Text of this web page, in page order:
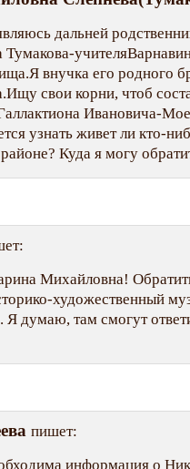
дальней
Тумакова-
внучка его родного
свои корни, чтоб
Ивановича-
узнать живет ли кто-
Куда я могу
Михайловна!
художественный
Я думаю, там смогут
пишет:
информация о